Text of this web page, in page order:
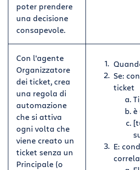
poter prendere
una decisione
consapevole.
Con l'agente
Organizzatore
dei ticket, crea
una regola di
automazione
che si attiva
ogni volta che
viene creato un
ticket senza un
Principale (o
Se:
ticket
è
E: